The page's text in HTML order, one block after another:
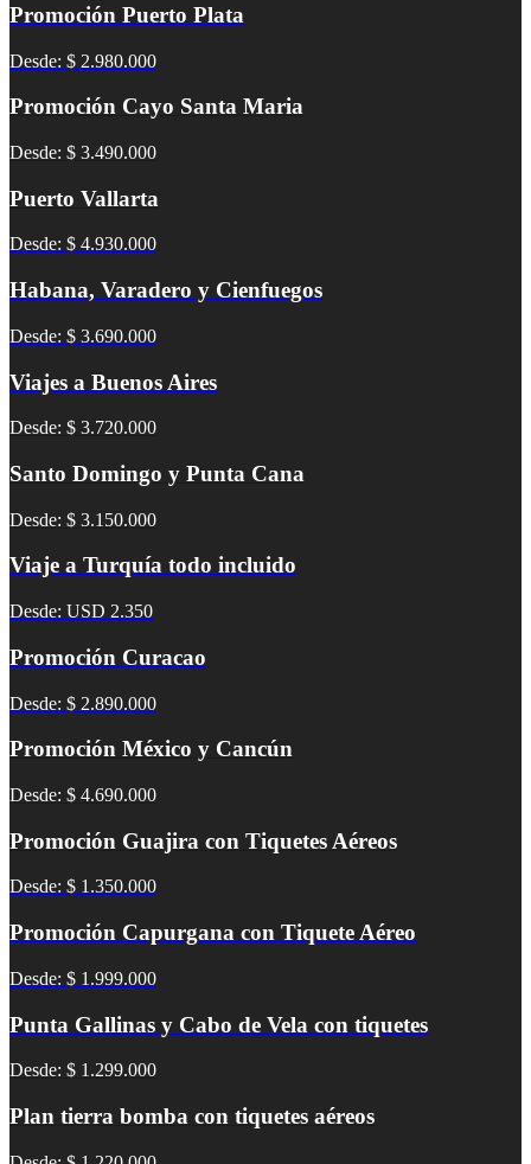
Promoción Puerto Plata
Desde: $ 2.980.000
Promoción Cayo Santa Maria
Desde: $ 3.490.000
Puerto Vallarta
Desde: $ 4.930.000
Habana, Varadero y Cienfuegos
Desde: $ 3.690.000
Viajes a Buenos Aires
Desde: $ 3.720.000
Santo Domingo y Punta Cana
Desde: $ 3.150.000
Viaje a Turquía todo incluido
Desde: USD 2.350
Promoción Curacao
Desde: $ 2.890.000
Promoción México y Cancún
Desde: $ 4.690.000
Promoción Guajira con Tiquetes Aéreos
Desde: $ 1.350.000
Promoción Capurgana con Tiquete Aéreo
Desde: $ 1.999.000
Punta Gallinas y Cabo de Vela con tiquetes
Desde: $ 1.299.000
Plan tierra bomba con tiquetes aéreos